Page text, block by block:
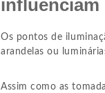
influenciam
Os pontos de
arandelas ou
Assim como as